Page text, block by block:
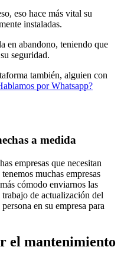
eso hace más vital su
instaladas.
en abandono, teniendo que
seguridad.
también, alguien con
por Whatsapp?
a medida
empresas que necesitan
muchas empresas
cómodo enviarnos las
de actualización del
en su empresa para
el mantenimiento